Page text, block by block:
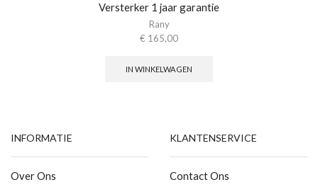
Versterker 1 jaar garantie
Rany
€ 165,00
IN WINKELWAGEN
INFORMATIE
Over Ons
KLANTENSERVICE
Contact Ons